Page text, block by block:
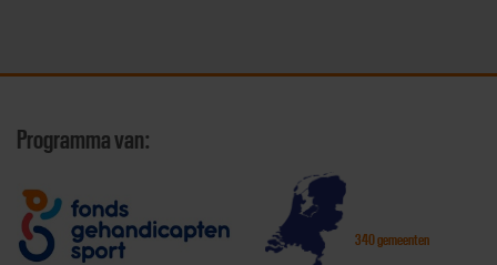
Programma van:
340 gemeenten